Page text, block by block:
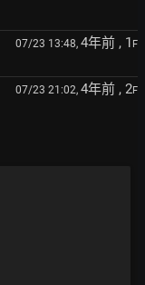
07/23 13:48, 4年前 , 1 F
07/23 21:02, 4年前 , 2F